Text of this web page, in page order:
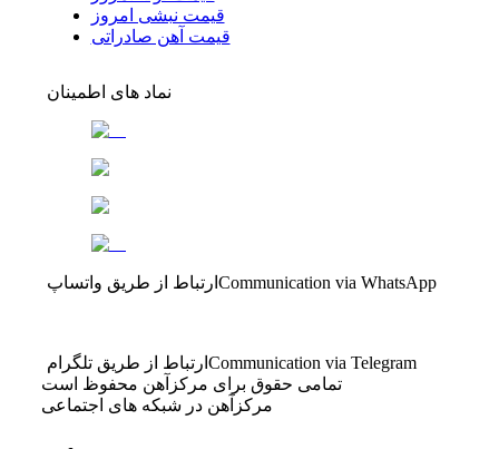
قیمت نبشی امروز
قیمت آهن صادراتی
نماد های اطمینان
ارتباط از طریق واتساپ Communication via WhatsApp
ارتباط از طریق تلگرام Communication via Telegram
تمامی حقوق برای مرکزآهن محفوظ است
مرکزآهن در شبکه های اجتماعی